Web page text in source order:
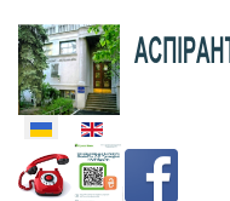
Оберіть свою мову